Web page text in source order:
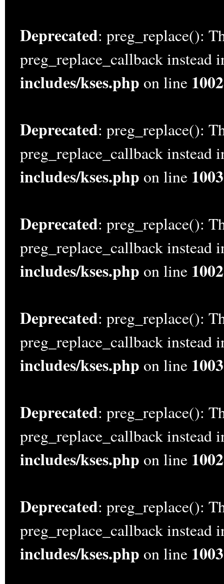
Deprecated: preg_replace():
preg_replace_callback instead
includes/kses.php on line 1002
Deprecated: preg_replace():
preg_replace_callback instead
includes/kses.php on line 1003
Deprecated: preg_replace():
preg_replace_callback instead
includes/kses.php on line 1002
Deprecated: preg_replace():
preg_replace_callback instead
includes/kses.php on line 1003
Deprecated: preg_replace():
preg_replace_callback instead
includes/kses.php on line 1002
Deprecated: preg_replace():
preg_replace_callback instead
includes/kses.php on line 1003